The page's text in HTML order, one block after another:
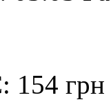
154 грн